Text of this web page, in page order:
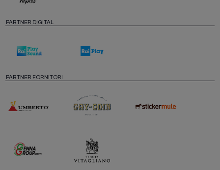
PARTNER DIGITAL
PARTNER FORNITORI